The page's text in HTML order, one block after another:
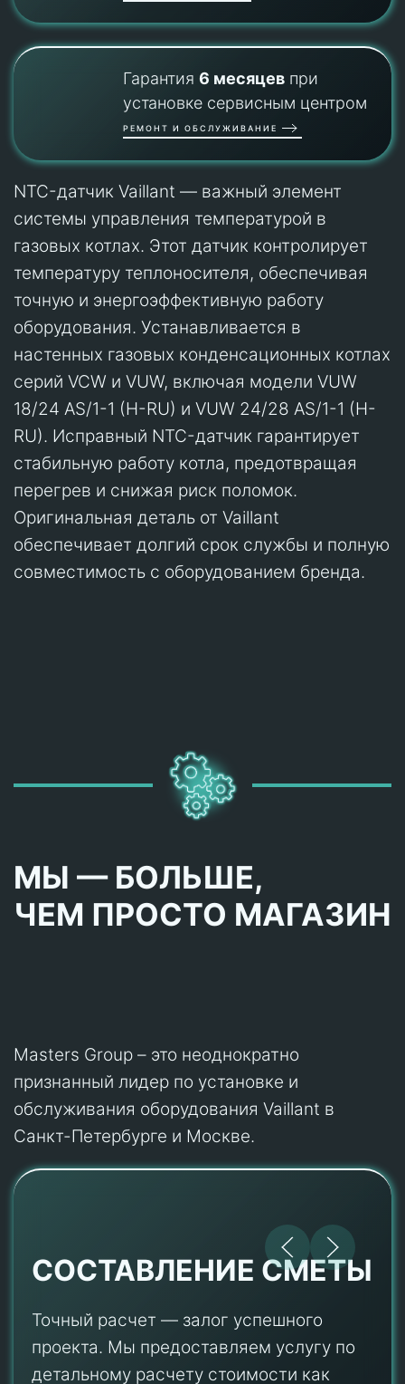
Гарантия 6 месяцевпри
установке сервисным центром
РЕМОНТ И ОБСЛУЖИВАНИЕ
NTC-датчик Vaillant — важный элемент
системы управления температурой в
газовых котлах. Этот датчик контролирует
температуру теплоносителя, обеспечивая
точную и энергоэффективную работу
оборудования. Устанавливается в
настенных газовых конденсационных котлах
серий VCW и VUW, включая модели VUW
18/24 AS/1-1 (H-RU) и VUW 24/28 AS/1-1 (H-
RU). Исправный NTC-датчик гарантирует
стабильную работу котла, предотвращая
перегрев и снижая риск поломок.
Оригинальная деталь от Vaillant
обеспечивает долгий срок службы и полную
совместимость с оборудованием бренда.
МЫ — БОЛЬШЕ,
ЧЕМ ПРОСТО МАГАЗИН
Masters Group – это неоднократно
признанный лидер по установке и
обслуживания оборудования Vaillant в
Санкт-Петербурге и Москве.
СОСТАВЛЕНИЕ СМЕТЫ
Точный расчет — залог успешного
проекта. Мы предоставляем услугу по
детальному расчету стоимости как